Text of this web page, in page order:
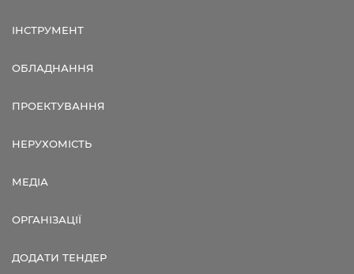
ІНСТРУМЕНТ
ОБЛАДНАННЯ
ПРОЕКТУВАННЯ
НЕРУХОМІСТЬ
МЕДІА
ОРГАНІЗАЦІЇ
ДОДАТИ ТЕНДЕР